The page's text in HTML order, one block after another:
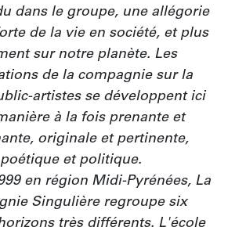
dans le groupe, une allégorie
de la vie en société, et plus
sur notre planète. Les
de la compagnie sur la
artistes se développent ici
à la fois prenante et
originale et pertinente,
poétique et politique.
en région Midi-Pyrénées, La
Singulière regroupe six